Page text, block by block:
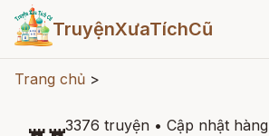
TruyệnXưaTíchCũ
Trang chủ >
3376 truyện • Cập nhật hàng